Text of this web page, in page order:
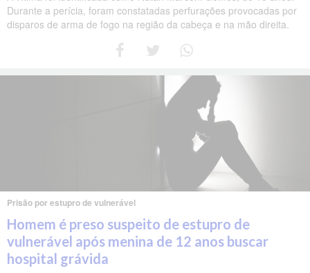
Durante a perícia, foram constatadas perfurações provocadas por
disparos de arma de fogo na região da cabeça e na mão direita.
Prisão por estupro de vulnerável
Homem é preso suspeito de estupro de
vulnerável após menina de 12 anos buscar
hospital grávida